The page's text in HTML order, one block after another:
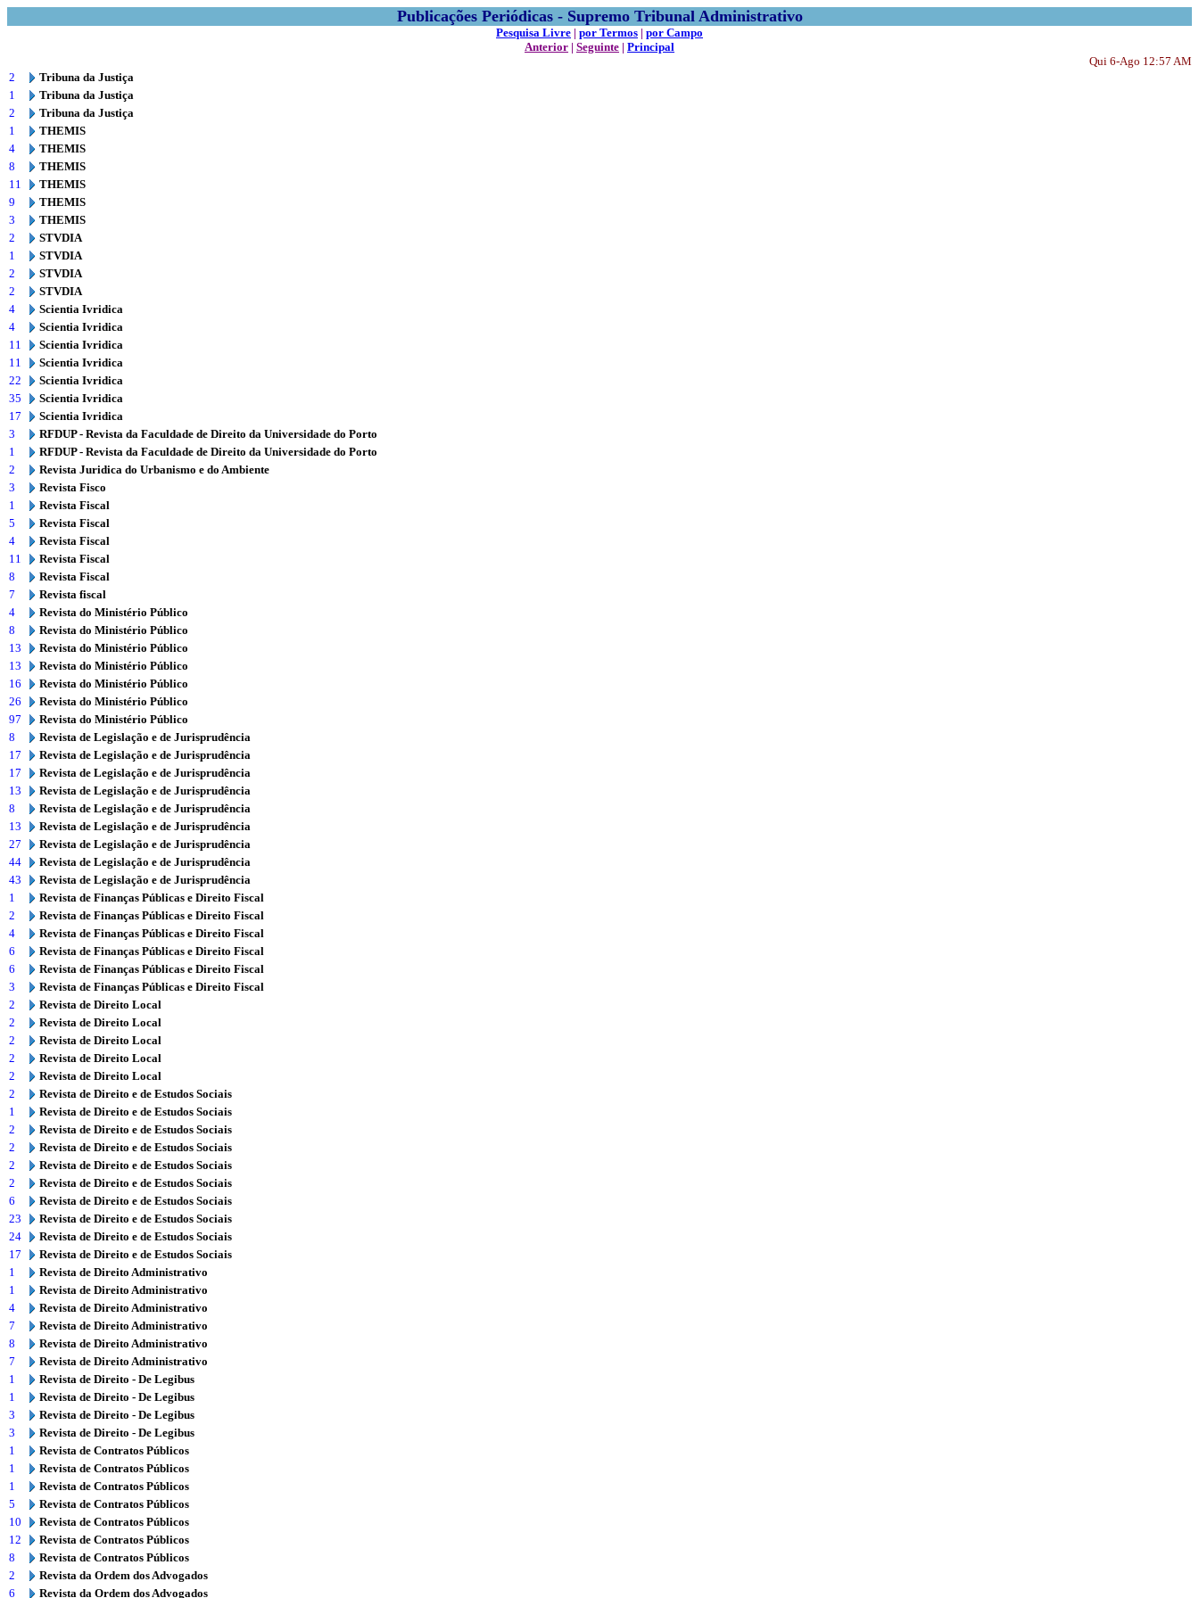
Publicações Periódicas - Supremo Tribunal Administrativo
Pesquisa Livre | por Termos | por Campo
Anterior | Seguinte | Principal
Qui 6-Ago 12:57 AM
2
Tribuna da Justiça
1
Tribuna da Justiça
2
Tribuna da Justiça
1
THEMIS
4
THEMIS
8
THEMIS
11
THEMIS
9
THEMIS
3
THEMIS
2
STVDIA
1
STVDIA
2
STVDIA
2
STVDIA
4
Scientia Ivridica
4
Scientia Ivridica
11
Scientia Ivridica
11
Scientia Ivridica
22
Scientia Ivridica
35
Scientia Ivridica
17
Scientia Ivridica
3
RFDUP - Revista da Faculdade de Direito da Universidade do Porto
1
RFDUP - Revista da Faculdade de Direito da Universidade do Porto
2
Revista Juridica do Urbanismo e do Ambiente
3
Revista Fisco
1
Revista Fiscal
5
Revista Fiscal
4
Revista Fiscal
11
Revista Fiscal
8
Revista Fiscal
7
Revista fiscal
4
Revista do Ministério Público
8
Revista do Ministério Público
13
Revista do Ministério Público
13
Revista do Ministério Público
16
Revista do Ministério Público
26
Revista do Ministério Público
97
Revista do Ministério Público
8
Revista de Legislação e de Jurisprudência
17
Revista de Legislação e de Jurisprudência
17
Revista de Legislação e de Jurisprudência
13
Revista de Legislação e de Jurisprudência
8
Revista de Legislação e de Jurisprudência
13
Revista de Legislação e de Jurisprudência
27
Revista de Legislação e de Jurisprudência
44
Revista de Legislação e de Jurisprudência
43
Revista de Legislação e de Jurisprudência
1
Revista de Finanças Públicas e Direito Fiscal
2
Revista de Finanças Públicas e Direito Fiscal
4
Revista de Finanças Públicas e Direito Fiscal
6
Revista de Finanças Públicas e Direito Fiscal
6
Revista de Finanças Públicas e Direito Fiscal
3
Revista de Finanças Públicas e Direito Fiscal
2
Revista de Direito Local
2
Revista de Direito Local
2
Revista de Direito Local
2
Revista de Direito Local
2
Revista de Direito Local
2
Revista de Direito e de Estudos Sociais
1
Revista de Direito e de Estudos Sociais
2
Revista de Direito e de Estudos Sociais
2
Revista de Direito e de Estudos Sociais
2
Revista de Direito e de Estudos Sociais
2
Revista de Direito e de Estudos Sociais
6
Revista de Direito e de Estudos Sociais
23
Revista de Direito e de Estudos Sociais
24
Revista de Direito e de Estudos Sociais
17
Revista de Direito e de Estudos Sociais
1
Revista de Direito Administrativo
1
Revista de Direito Administrativo
4
Revista de Direito Administrativo
7
Revista de Direito Administrativo
8
Revista de Direito Administrativo
7
Revista de Direito Administrativo
1
Revista de Direito - De Legibus
1
Revista de Direito - De Legibus
3
Revista de Direito - De Legibus
3
Revista de Direito - De Legibus
1
Revista de Contratos Públicos
1
Revista de Contratos Públicos
1
Revista de Contratos Públicos
5
Revista de Contratos Públicos
10
Revista de Contratos Públicos
12
Revista de Contratos Públicos
8
Revista de Contratos Públicos
2
Revista da Ordem dos Advogados
6
Revista da Ordem dos Advogados